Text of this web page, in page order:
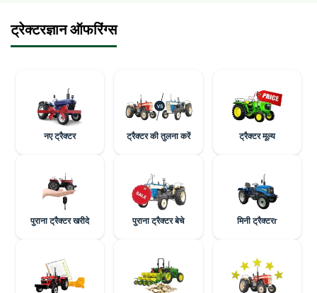
ट्रेक्टरज्ञान ऑफरिंग्स
नए ट्रैक्टर ट्रैक्टर की तुलना करें ट्रैक्टर मूल्य
पुराना ट्रैक्टर खरीदे पुराना ट्रैक्टर बेचे मिनी ट्रैक्टरr